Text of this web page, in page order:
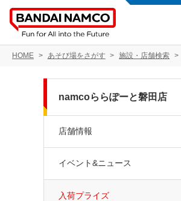
HOME あそび場をさがす 施設・店舗検索
namcoららぽーと磐田店
店舗情報
イベント&ニュース
入荷プライズ